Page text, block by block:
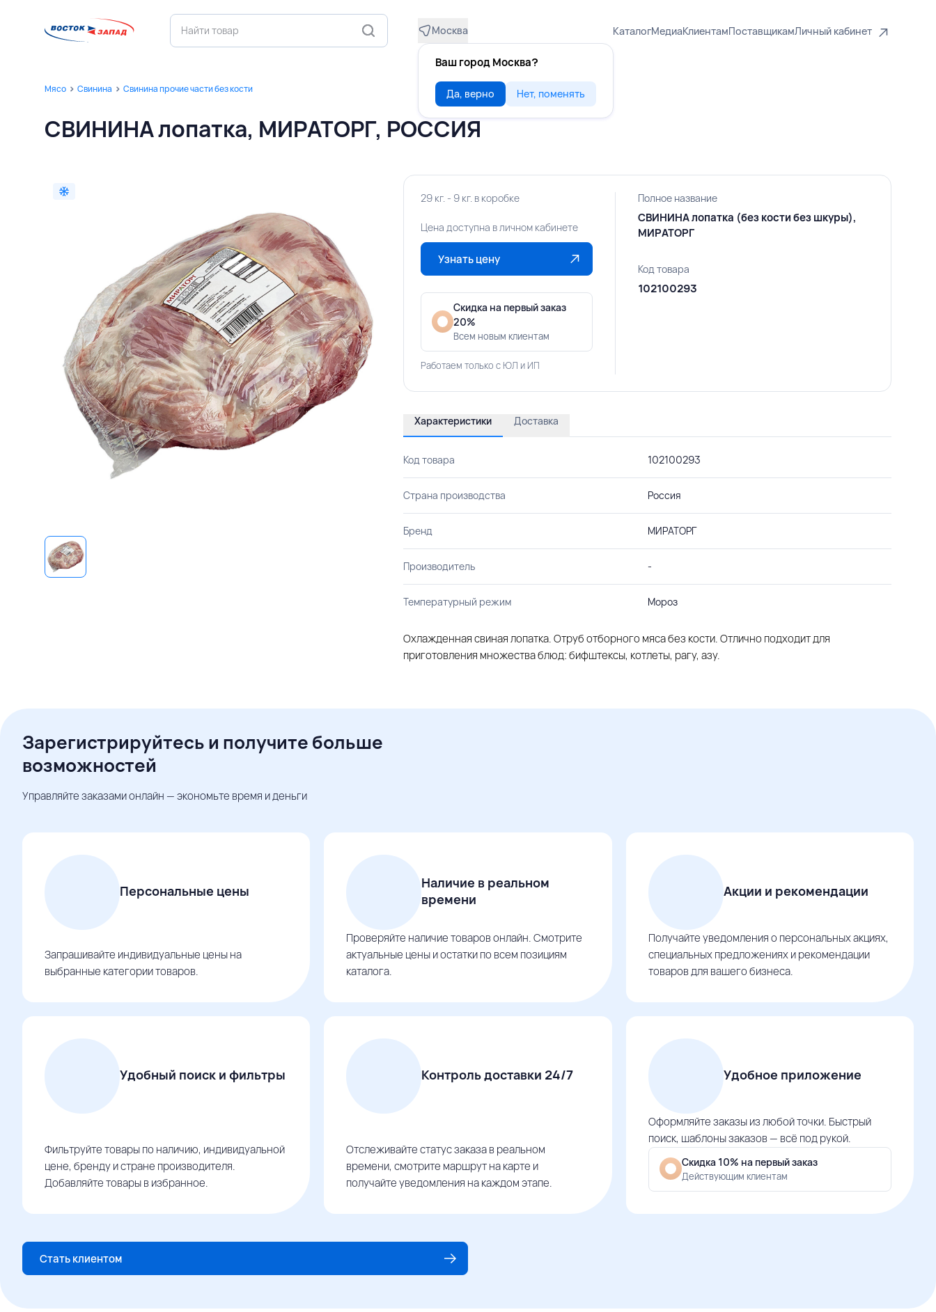
Москва
Ваш город Москва?
Да, верно Нет, поменять
КаталогМедиаКлиентамПоставщикамЛичный кабинет
Мясо Свинина Свинина прочие части без кости
СВИНИНА лопатка, МИРАТОРГ, РОССИЯ
29 кг. - 9 кг. в коробке
Цена доступна в личном кабинете
Узнать цену
Скидка на первый заказ
20%
Всем новым клиентам
Работаем только с ЮЛ и ИП
Полное название
СВИНИНА лопатка (без кости без шкуры),
МИРАТОРГ
Код товара
102100293
Характеристики Доставка
Код товара 102100293
Страна производства Россия
Бренд МИРАТОРГ
Производитель -
Температурный режим Мороз
Охлажденная свиная лопатка. Отруб отборного мяса без кости. Отлично подходит для
приготовления множества блюд: бифштексы, котлеты, рагу, азу.
Зарегистрируйтесь и получите больше
возможностей
Управляйте заказами онлайн — экономьте время и деньги
Персональные цены
Запрашивайте индивидуальные цены на
выбранные категории товаров.
Наличие в реальном
времени
Проверяйте наличие товаров онлайн. Смотрите
актуальные цены и остатки по всем позициям
каталога.
Акции и рекомендации
Получайте уведомления о персональных акциях,
специальных предложениях и рекомендации
товаров для вашего бизнеса.
Удобный поиск и фильтры
Фильтруйте товары по наличию, индивидуальной
цене, бренду и стране производителя.
Добавляйте товары в избранное.
Контроль доставки 24/7
Отслеживайте статус заказа в реальном
времени, смотрите маршрут на карте и
получайте уведомления на каждом этапе.
Удобное приложение
Оформляйте заказы из любой точки. Быстрый
поиск, шаблоны заказов — всё под рукой.
Скидка 10% на первый заказ
Действующим клиентам
Стать клиентом